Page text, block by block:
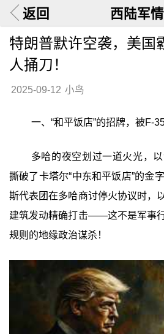
返回 西陆军情
特朗普默许空袭，美国
人捅刀！
2025-09-12 小鸟
一、“和平饭店”的招牌，被F-
多哈的夜空划过一道火光，
撕破了卡塔尔“中东和平饭店”的金
斯代表团在多哈商讨停火协议时，
建筑发动精确打击——这不是军事
规则的地缘政治谋杀！